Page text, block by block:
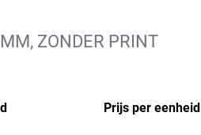
ZONDER PRINT
Prijs per eenheid